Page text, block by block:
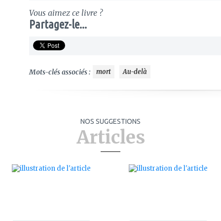
Vous aimez ce livre ?
Partagez-le...
Mots-clés associés : mort Au-delà
NOS SUGGESTIONS
Articles